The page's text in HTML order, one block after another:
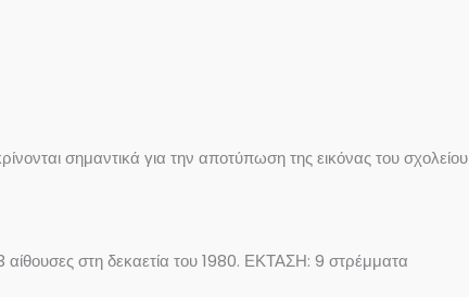
σημαντικά για την αποτύπωση της εικόνας του σχολείου
στη δεκαετία του 1980. ΕΚΤΑΣΗ: 9 στρέμματα